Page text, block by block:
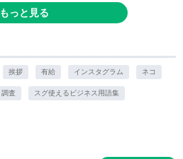
もっと見る
挨拶 有給 インスタグラム ネコ
調査 スグ使えるビジネス用語集